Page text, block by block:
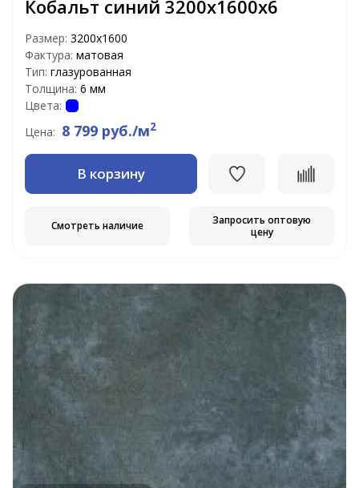
Кобальт синий 3200х1600х6
Размер: 3200x1600
Фактура: матовая
Тип: глазурованная
Толщина: 6 мм
Цвета:
Цена: 8 799 руб./м2
В корзину
Смотреть наличие
Запросить оптовую
цену